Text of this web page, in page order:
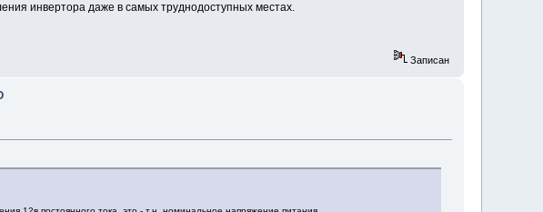
инвертора даже в самых труднодоступных местах.
Записан